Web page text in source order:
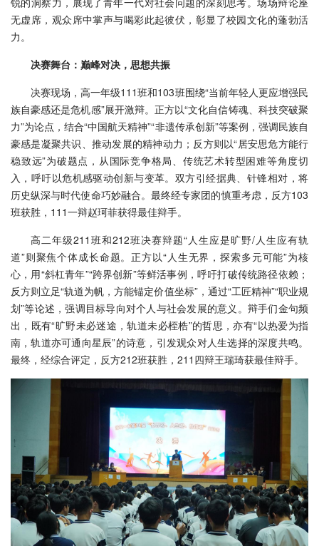
无虚席，观众席中掌声与喝彩此起彼伏，彰显了校园文化的蓬勃活
力。
决赛舞台：巅峰对决，思想共振
决赛现场，高一年级111班和103班围绕“当前年轻人更应增强民
族自豪感还是危机感”展开激辩。正方以“文化自信铸魂、科技突破聚
力”为论点，结合“中国航天精神”“非遗传承创新”等案例，强调民族自
豪感是凝聚共识、推动发展的精神动力；反方则以“居安思危方能行
稳致远”为破题点，从国际竞争格局、传统艺术转型困难等角度切
入，呼吁以危机感驱动创新与变革。双方引经据典、针锋相对，将
历史纵深与时代使命巧妙融合。最终经专家团的慎重考虑，反方103
班获胜，111一辩赵珂菲获得最佳辩手。
高二年级211班和212班决赛辩题“人生应是旷野/人生应有轨
道”则聚焦个体成长命题。正方以“人生无界，探索多元可能”为核
心，用“斜杠青年”“跨界创新”等鲜活事例，呼吁打破传统路径依赖；
反方则立足“轨道为帆，方能锚定价值坐标”，通过“工匠精神”“职业规
划”等论述，强调目标导向对个人与社会发展的意义。辩手们金句频
出，既有“旷野未必迷途，轨道未必桎梏”的哲思，亦有“以热爱为指
南，轨道亦可通向星辰”的诗意，引发观众对人生选择的深度共鸣。
最终，经综合评定，反方212班获胜，211四辩王瑞琦获最佳辩手。